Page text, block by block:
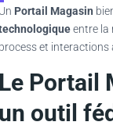
Portail Magasin
entre la
et interactions
Portail
outil